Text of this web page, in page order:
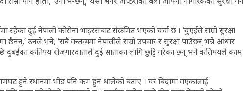
रहेका दुई नेपाली कोरोना भाइरसबाट संक्रमित भएको चर्चा छ । ‘युएईले राम्रो सुरक्षा
उनले भने, ‘सबै गन्तव्यमा नेपालीले राम्रो उपचार र सुरक्षा पाउँछन् भन्ने आधार
दुबईका कतिपय रोजगारदाताले दुई साताका लागि छुट्टि गरेका छन् भने कतिपयले काम
हुने स्थानमा भीड पनि कम हुन थालेको बताए । घर बिदामा गएकालाई